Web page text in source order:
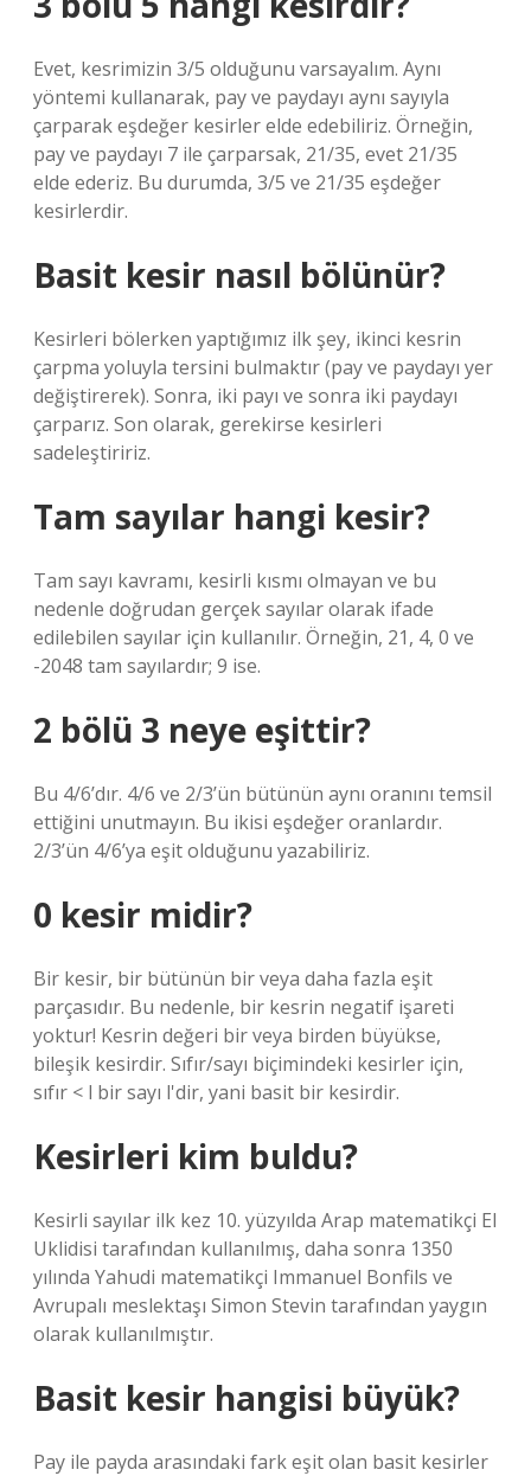
Evet, kesrimizin 3/5 olduğunu varsayalım. Aynı
yöntemi kullanarak, pay ve paydayı aynı sayıyla
çarparak eşdeğer kesirler elde edebiliriz. Örneğin,
pay ve paydayı 7 ile çarparsak, 21/35, evet 21/35
elde ederiz. Bu durumda, 3/5 ve 21/35 eşdeğer
kesirlerdir.
Basit kesir nasıl bölünür?
Kesirleri bölerken yaptığımız ilk şey, ikinci kesrin
çarpma yoluyla tersini bulmaktır (pay ve paydayı yer
değiştirerek). Sonra, iki payı ve sonra iki paydayı
çarparız. Son olarak, gerekirse kesirleri
sadeleştiririz.
Tam sayılar hangi kesir?
Tam sayı kavramı, kesirli kısmı olmayan ve bu
nedenle doğrudan gerçek sayılar olarak ifade
edilebilen sayılar için kullanılır. Örneğin, 21, 4, 0 ve
-2048 tam sayılardır; 9 ise.
2 bölü 3 neye eşittir?
Bu 4/6’dır. 4/6 ve 2/3’ün bütünün aynı oranını temsil
ettiğini unutmayın. Bu ikisi eşdeğer oranlardır.
2/3’ün 4/6’ya eşit olduğunu yazabiliriz.
0 kesir midir?
Bir kesir, bir bütünün bir veya daha fazla eşit
parçasıdır. Bu nedenle, bir kesrin negatif işareti
yoktur! Kesrin değeri bir veya birden büyükse,
bileşik kesirdir. Sıfır/sayı biçimindeki kesirler için,
sıfır < l bir sayı l'dir, yani basit bir kesirdir.
Kesirleri kim buldu?
Kesirli sayılar ilk kez 10. yüzyılda Arap matematikçi El
Uklidisi tarafından kullanılmış, daha sonra 1350
yılında Yahudi matematikçi Immanuel Bonfils ve
Avrupalı ​​meslektaşı Simon Stevin tarafından yaygın
olarak kullanılmıştır.
Basit kesir hangisi büyük?
Pay ile payda arasındaki fark eşit olan basit kesirler